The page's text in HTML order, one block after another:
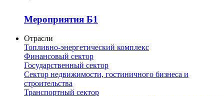
Мероприятия Б1
Отрасли
Топливно-энергетический комплекс
Финансовый сектор
Государственный сектор
Сектор недвижимости, гостиничного бизнеса и
строительства
Транспортный сектор